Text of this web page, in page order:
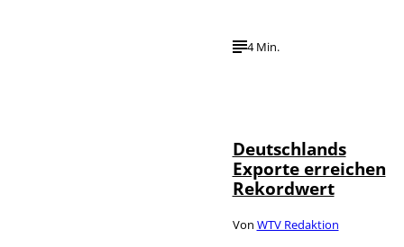
4 Min.
Deutschlands
Exporte erreichen
Rekordwert
Von WTV Redaktion